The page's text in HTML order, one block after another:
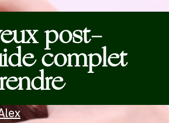
post-
complet